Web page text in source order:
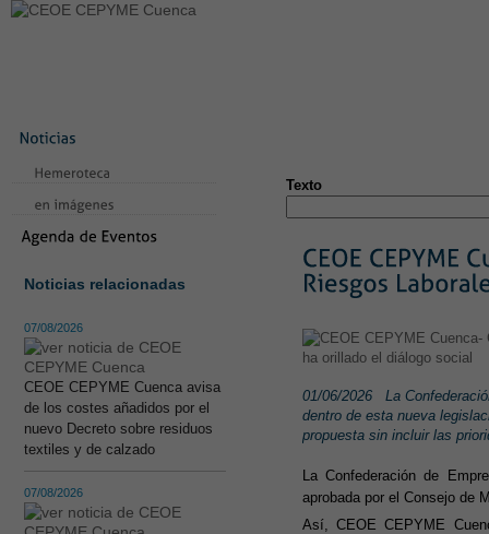
Noticias relacionadas
07/08/2026
CEOE CEPYME Cuenca avisa
de los costes añadidos por el
nuevo Decreto sobre residuos
textiles y de calzado
07/08/2026
Texto
01/06/2026
La
dentro de esta nueva
propuesta sin incluir las
La Confederación de
aprobada por el Consejo de
Así, CEOE CEPYME